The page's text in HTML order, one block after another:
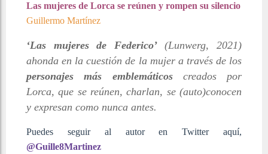
Las mujeres de Lorca se reúnen y rompen su silencio
Guillermo Martínez
‘Las mujeres de Federico’(Lunwerg, 2021)
ahonda en la cuestión de la mujer a través de los
personajes más emblemáticoscreados por
Lorca, que se reúnen, charlan, se (auto)conocen
y expresan como nunca antes.
Puedes seguir al autor en Twitter aquí,
@Guille8Martinez